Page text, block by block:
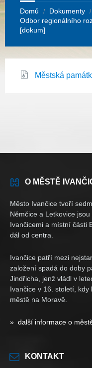
Domů / Dokumenty /
Odbor regionálního
[dokum]
Městská
O MĚSTĚ
Město Ivančice tvoří
Němčice a Letkovice
Ivančicemi a místní části
dál od centra.
Ivančice patří mezi
založení spadá do doby
Jindřicha, jenž vládl v
Ivančice v 16. století,
městě na Moravě.
» další informace o
KONTAKT